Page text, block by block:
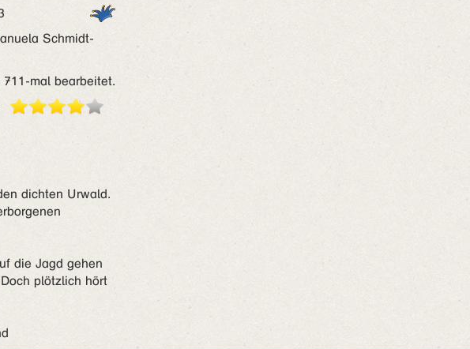
Schmidt-
mal bearbeitet.
dichten Urwald.
die Jagd gehen
plötzlich hört